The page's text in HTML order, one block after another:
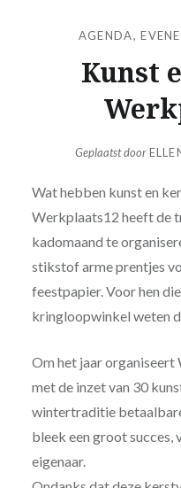
AGENDA,
Kunst
Geplaatst door
Wat hebben kunst en
Werkplaats12 heeft de
kadomaand te
stikstof arme prentjes
feestpapier. Voor hen
kringloopwinkel weten
Om het jaar organiseert
met de inzet van 30
wintertraditie
bleek een groot succes,
eigenaar.